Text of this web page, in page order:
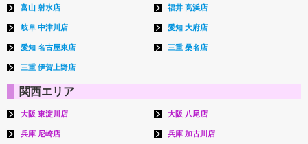
富山 射水店 福井 高浜店
岐阜 中津川店 愛知 大府店
愛知 名古屋東店 三重 桑名店
三重 伊賀上野店
関西エリア
大阪 東淀川店 大阪 八尾店
兵庫 尼崎店 兵庫 加古川店